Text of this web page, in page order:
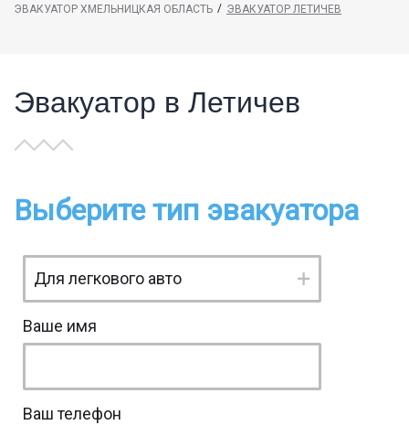
ЭВАКУАТОР ХМЕЛЬНИЦКАЯ ОБЛАСТЬ / ЭВАКУАТОР ЛЕТИЧЕВ
Эвакуатор в Летичев
Выберите тип эвакуатора
Ваше имя
Ваш телефон